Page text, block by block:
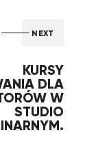
NEXT
KURSY
DLA
W
STUDIO